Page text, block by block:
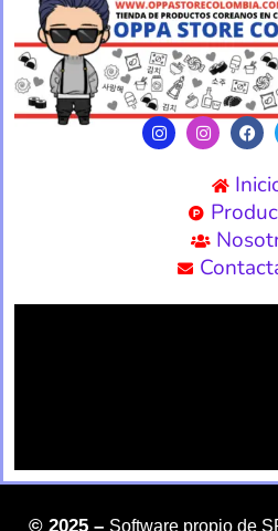
©2025 – Software propio de